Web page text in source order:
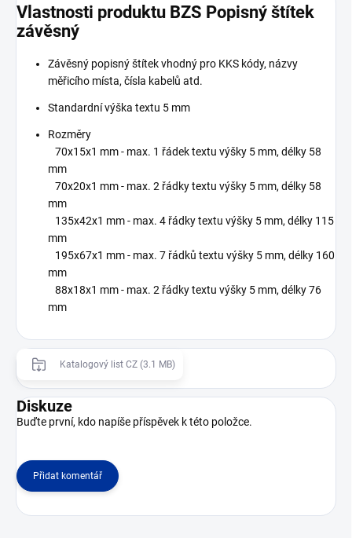
Vlastnosti produktu BZS Popisný štítek
závěsný
Závěsný popisný štítek vhodný pro KKS kódy, názvy
měřicího místa, čísla kabelů atd.
Standardní výška textu 5 mm
Rozměry
70x15x1 mm - max. 1 řádek textu výšky 5 mm, délky 58
mm
70x20x1 mm - max. 2 řádky textu výšky 5 mm, délky 58
mm
135x42x1 mm - max. 4 řádky textu výšky 5 mm, délky 115
mm
195x67x1 mm - max. 7 řádků textu výšky 5 mm, délky 160
mm
88x18x1 mm - max. 2 řádky textu výšky 5 mm, délky 76
mm
Katalogový list CZ (3.1 MB)
Diskuze
Buďte první, kdo napíše příspěvek k této položce.
Přidat komentář